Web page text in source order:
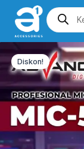
Products
search
Diskon!